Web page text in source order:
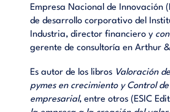
3. La dimensión económica del
4. Previsión del movimiento de fondos
5. Criterios para estimar el
6. Los indicadores para la evaluación
6.1 Capitalización y actualización
6.2 Período de recuperación (PR)
6.3 Valor actual neto (VAN)
Empresa Nacional de Innovación
de desarrollo corporativo del
Industria, director financiero y
gerente de consultoría en Arthur
Es autor de los libros Valoración
pymes en crecimiento y Control
empresarial, entre otros (ESIC